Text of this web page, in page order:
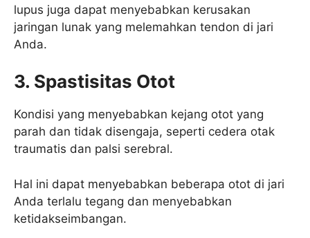
lupus juga dapat menyebabkan kerusakan
jaringan lunak yang melemahkan tendon di jari
Anda.
3. Spastisitas Otot
Kondisi yang menyebabkan kejang otot yang
parah dan tidak disengaja, seperti cedera otak
traumatis dan palsi serebral.
Hal ini dapat menyebabkan beberapa otot di jari
Anda terlalu tegang dan menyebabkan
ketidakseimbangan.